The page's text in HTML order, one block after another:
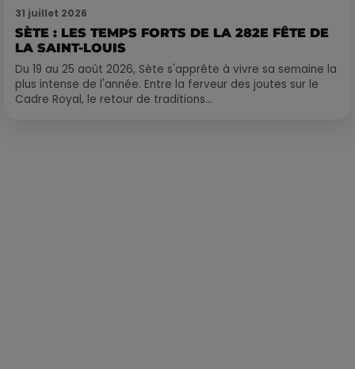
31 juillet 2026
SÈTE : LES TEMPS FORTS DE LA 282E FÊTE DE
LA SAINT-LOUIS
Du 19 au 25 août 2026, Sète s'apprête à vivre sa semaine la
plus intense de l'année. Entre la ferveur des joutes sur le
Cadre Royal, le retour de traditions...